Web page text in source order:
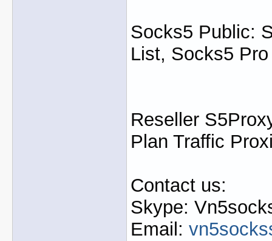
Socks5 Public:
List, Socks5 Pro
Reseller
Plan Traffic
Contact us:
Skype:
Email: